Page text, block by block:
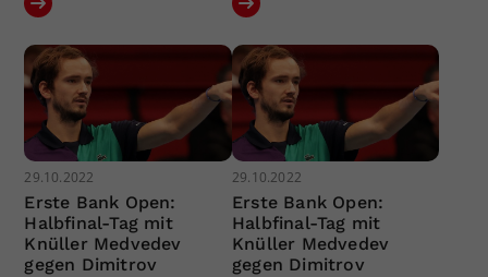
29.10.2022
Erste Bank Open:
Halbfinal-Tag mit
Knüller Medvedev
gegen Dimitrov
29.10.2022
Erste Bank Open:
Halbfinal-Tag mit
Knüller Medvedev
gegen Dimitrov